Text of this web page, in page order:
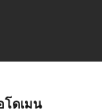
โดเมน